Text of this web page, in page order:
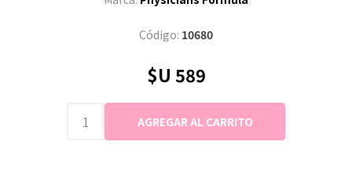
Código: 10680
$U 589